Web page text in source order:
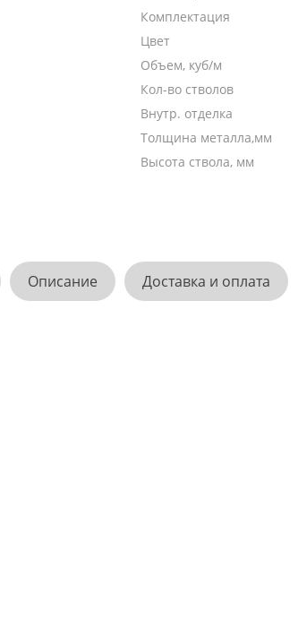
Комплектация
Цвет
Объем, куб/м
Кол-во стволов
Внутр. отделка
Толщина металла,мм
Высота ствола, мм
Описание Доставка и оплата